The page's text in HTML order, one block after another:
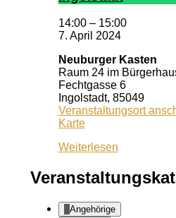
14:00 – 15:00
7. April 2024
Neuburger Kasten
Raum 24 im
Fechtgasse 6
Ingolstadt, 85049
Veranstaltungsort
KarteNeuburger
Weiterlesen
Angehörige